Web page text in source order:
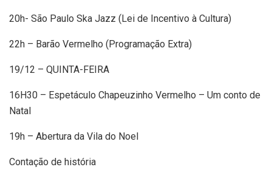
20h- São Paulo Ska Jazz (Lei de Incentivo à Cultura)
22h – Barão Vermelho (Programação Extra)
19/12 – QUINTA-FEIRA
16H30 – Espetáculo Chapeuzinho Vermelho – Um conto de
Natal
19h – Abertura da Vila do Noel
Contação de história